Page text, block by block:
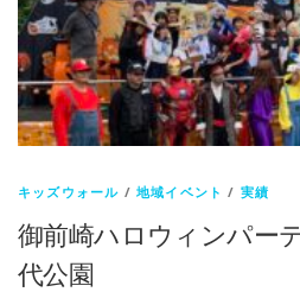
キッズウォール /地域イベント / 実績
御前崎ハロウィンパー
代公園